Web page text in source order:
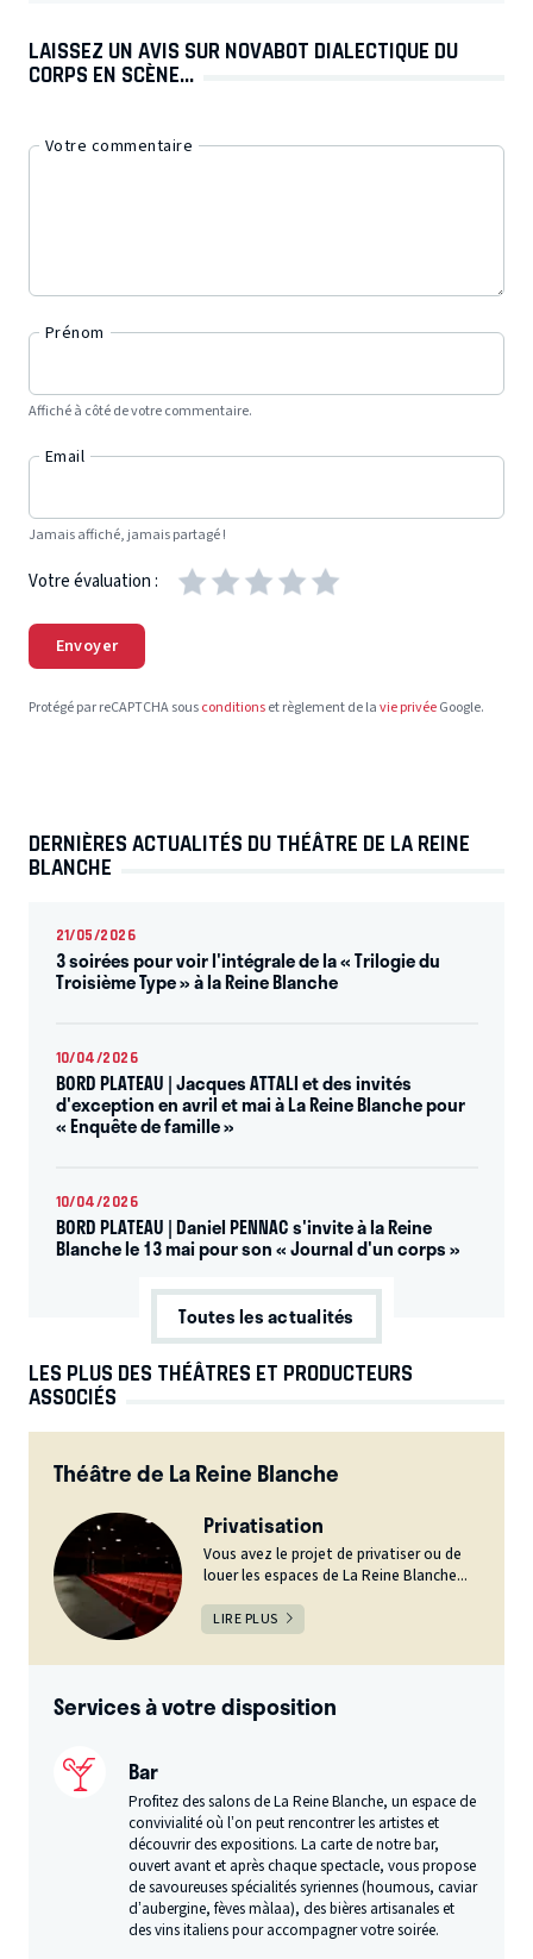
LAISSEZ UN AVIS SUR NOVABOT DIALECTIQUE DU
CORPS EN SCÈNE...
Votre commentaire
Prénom
Affiché à côté de votre commentaire.
Email
Jamais affiché, jamais partagé !
Votre évaluation :
Envoyer
Protégé par reCAPTCHA sousconditionset règlement de lavie privéeGoogle.
DERNIÈRES ACTUALITÉS DU THÉÂTRE DE LA REINE
BLANCHE
21/05/2026
3 soirées pour voir l'intégrale de la « Trilogie du
Troisième Type » à la Reine Blanche
10/04/2026
BORD PLATEAU | Jacques ATTALI et des invités
d'exception en avril et mai à La Reine Blanche pour
« Enquête de famille »
10/04/2026
BORD PLATEAU | Daniel PENNAC s'invite à la Reine
Blanche le 13 mai pour son « Journal d'un corps »
Toutes les actualités
LES PLUS DES THÉÂTRES ET PRODUCTEURS
ASSOCIÉS
Théâtre de La Reine Blanche
Privatisation
Vous avez le projet de privatiser ou de
louer les espaces de La Reine Blanche...
LIRE PLUS
Services à votre disposition
Bar
Profitez des salons de La Reine Blanche, un espace de
convivialité où l’on peut rencontrer les artistes et
découvrir des expositions. La carte de notre bar,
ouvert avant et après chaque spectacle, vous propose
de savoureuses spécialités syriennes (houmous, caviar
d’aubergine, fèves màlaa), des bières artisanales et
des vins italiens pour accompagner votre soirée.